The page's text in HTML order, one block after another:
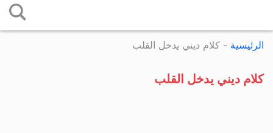
إلى
المحتوى
الرئيسية - كلام ديني يدخل القلب
كلام ديني يدخل القلب